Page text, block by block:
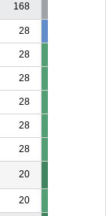
168
28
28
28
28
28
28
20
20